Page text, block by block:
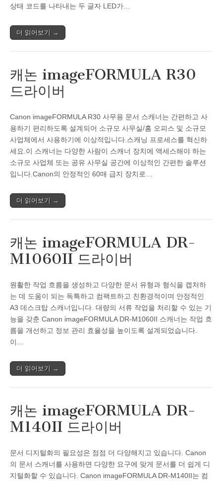
상태 코드를 나타내는 두 글자 LED가…
더 읽어보기 →
캐논 imageFORMULA R30
드라이버
Canon imageFORMULA R30 사무용 문서 스캐너는 간편하고 사
용하기 편리하도록 설계되어 소규모 사무실/홈 오피스 및 소규모
사업체에서 사용하기에 이상적입니다.스캐닝 프로세스를 혁신하
세요.이 스캐너는 다양한 사람이 스캐너 장치에 액세스해야 하는
소규모 사업체 또는 공유 사무실 공간에 이상적인 간편한 솔루션
입니다.Canon의 안정적인 60매 급지 장치로…
더 읽어보기 →
캐논 imageFORMULA DR-
M1060II 드라이버
원활한 작업 흐름을 생성하고 다양한 문서 유형과 형식을 캡처하
는 데 도움이 되는 독특하고 컴팩트하고 친환경적이며 안정적인
A3 데스크탑 스캐너입니다. 대량의 서류 작업을 처리할 수 있는 기
능을 갖춘 Canon imageFORMULA DR-M1060II 스캐너는 작업 흐
름을 개선하고 정보 관리 효율성을 높이도록 설계되었습니다.
이…
더 읽어보기 →
캐논 imageFORMULA DR-
M140II 드라이버
문서 디지털화의 필요성은 점점 더 다양해지고 있습니다. Canon
의 문서 스캐너를 사용하면 다양한 요구에 맞게 문서를 더 쉽게 디
지털화할 수 있습니다. Canon imageFORMULA DR-M140II는 컴